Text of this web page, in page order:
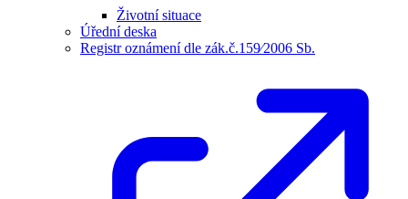
Životní situace
Úřední deska
Registr oznámení dle zák.č.159⁄2006 Sb.